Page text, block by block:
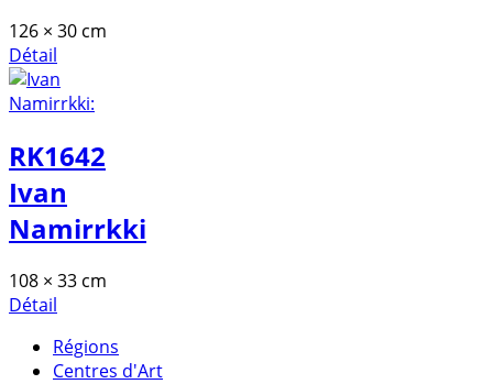
126 × 30 cm
Détail
RK1642
Ivan
Namirrkki
108 × 33 cm
Détail
Régions
Centres d'Art